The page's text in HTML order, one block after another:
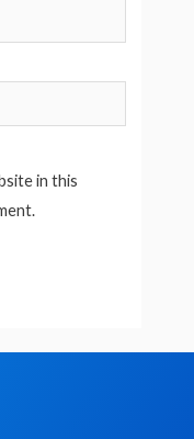
in this